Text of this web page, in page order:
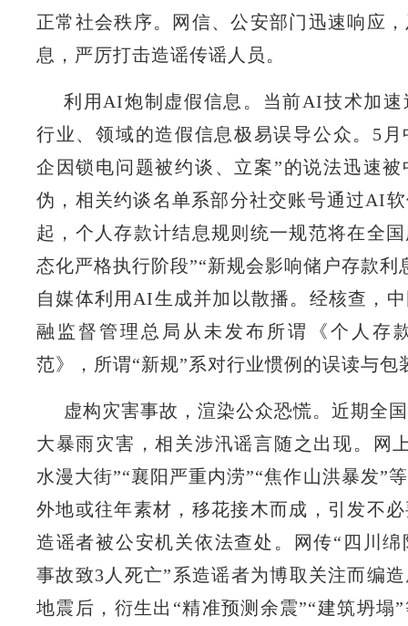
正常社会秩序。网信、公安部门迅速响应
息，严厉打击造谣传谣人员。
利用AI炮制虚假信息。当前AI技术加
行业、领域的造假信息极易误导公众。5
企因锁电问题被约谈、立案”的说法迅速
伪，相关约谈名单系部分社交账号通过AI
起，个人存款计结息规则统一规范将在全
态化严格执行阶段”“新规会影响储户存款利
自媒体利用AI生成并加以散播。经核查，
融监督管理总局从未发布所谓《个人存
范》，所谓“新规”系对行业惯例的误读与包
虚构灾害事故，渲染公众恐慌。近期全
大暴雨灾害，相关涉汛谣言随之出现。网
水漫大街”“襄阳严重内涝”“焦作山洪暴发”
外地或往年素材，移花接木而成，引发不
造谣者被公安机关依法查处。网传“四川
事故致3人死亡”系造谣者为博取关注而编
地震后，衍生出“精准预测余震”“建筑坍塌